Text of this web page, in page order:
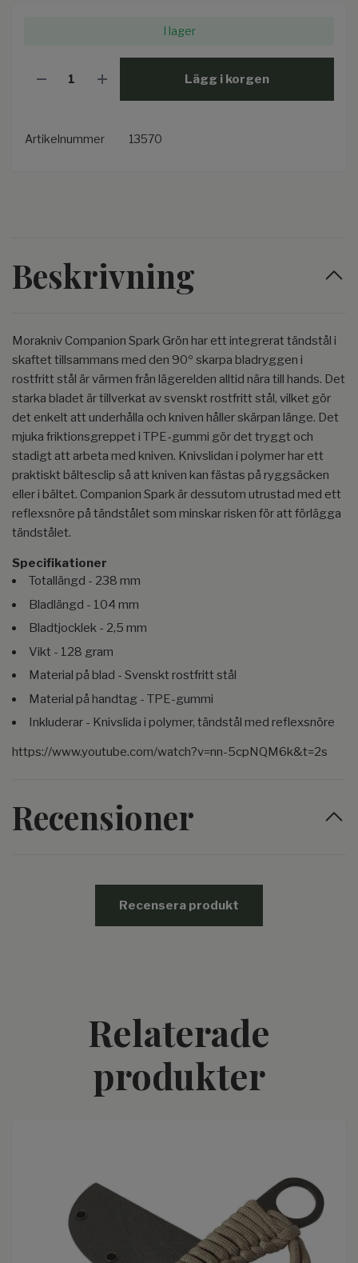
I lager
Lägg i korgen
Artikelnummer 13570
Beskrivning
Morakniv Companion Spark Grön har ett integrerat tändstål i
skaftet tillsammans med den 90º skarpa bladryggen i
rostfritt stål är värmen från lägerelden alltid nära till hands. Det
starka bladet är tillverkat av svenskt rostfritt stål, vilket gör
det enkelt att underhålla och kniven håller skärpan länge. Det
mjuka friktionsgreppet i TPE-gummi gör det tryggt och
stadigt att arbeta med kniven. Knivslidan i polymer har ett
praktiskt bältesclip så att kniven kan fästas på ryggsäcken
eller i bältet. Companion Spark är dessutom utrustad med ett
reflexsnöre på tändstålet som minskar risken för att förlägga
tändstålet.
Specifikationer
Totallängd - 238 mm
Bladlängd - 104 mm
Bladtjocklek - 2,5 mm
Vikt - 128 gram
Material på blad - Svenskt rostfritt stål
Material på handtag - TPE-gummi
Inkluderar - Knivslida i polymer, tändstål med reflexsnöre
https://www.youtube.com/watch?v=nn-5cpNQM6k&t=2s
Recensioner
Recensera produkt
Relaterade
produkter